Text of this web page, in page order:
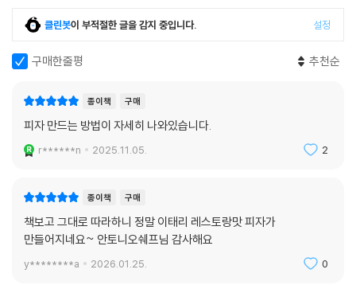
클린봇이 부적절한 글을 감지 중입니다. 설정
구매한줄평 추천순
종이책 구매
피자 만드는 방법이 자세히 나와있습니다.
r******n 2025.11.05. 2
종이책 구매
책보고 그대로 따라하니 정말 이태리 레스토랑맛 피자가
만들어지네요~ 안토니오쉐프님 감사해요
y********a 2026.01.25. 0